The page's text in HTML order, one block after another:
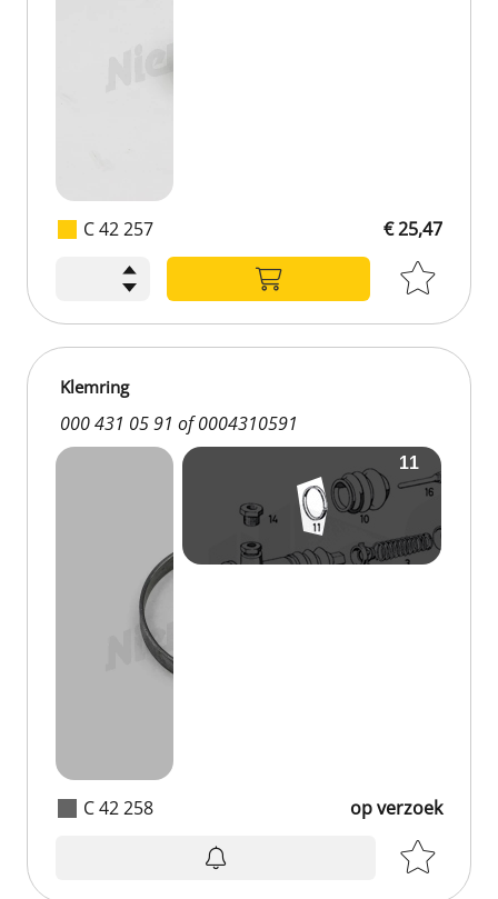
C 42 257 € 25,47
C 42 258
Klemring
000 431 05 91 of 0004310591
op verzoek